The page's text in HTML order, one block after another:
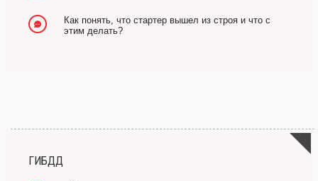
Как понять, что стартер вышел из строя и что с
этим делать?
ГИБДД